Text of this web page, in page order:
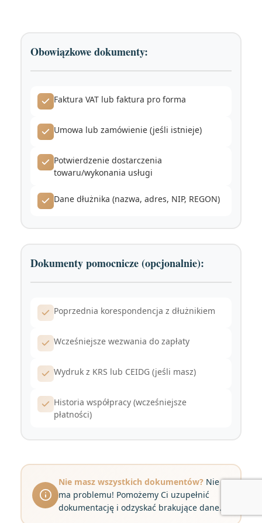
Obowiązkowe dokumenty:
Faktura VAT lub faktura pro forma
Umowa lub zamówienie (jeśli istnieje)
Potwierdzenie dostarczenia
towaru/wykonania usługi
Dane dłużnika (nazwa, adres, NIP, REGON)
Dokumenty pomocnicze (opcjonalnie):
Poprzednia korespondencja z dłużnikiem
Wcześniejsze wezwania do zapłaty
Wydruk z KRS lub CEIDG (jeśli masz)
Historia współpracy (wcześniejsze
płatności)
Nie masz wszystkich dokumentów? Nie
ma problemu! Pomożemy Ci uzupełnić
dokumentację i odzyskać brakujące dane.